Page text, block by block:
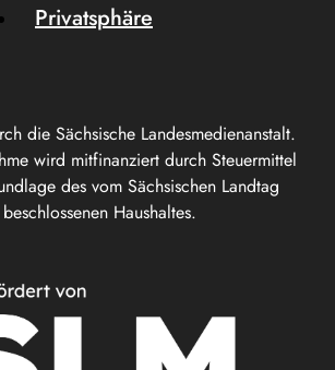
die Sächsische Landesmedienanstalt.
wird mitfinanziert durch Steuermittel
des vom Sächsischen Landtag
beschlossenen Haushaltes.
Privatsphäre